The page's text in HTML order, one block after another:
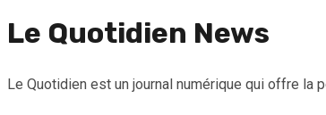
Le Quotidien News
Le Quotidien est un journal numérique qui offre la